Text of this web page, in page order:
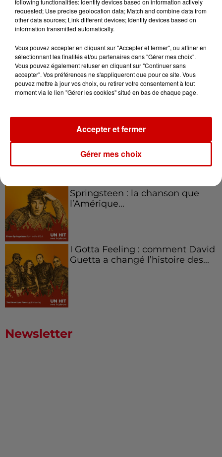
Podcasts Voir plus
Kelly Massol, figure
emblématique de
l'entrepreneuriat féminin
Aménager un school bus au
Canada et accueillir les bleus à
Springsteen : la chanson que
l’Amérique...
I Gotta Feeling : comment David
Guetta a changé l’histoire des...
Newsletter
following functionalities: Identify devices based on information actively
requested; Use precise geolocation data; Match and combine data from
other data sources; Link different devices; Identify devices based on
information transmitted automatically.
Vous pouvez accepter en cliquant sur "Accepter et fermer", ou affiner en
sélectionnant les finalités et/ou partenaires dans "Gérer mes choix".
Vous pouvez également refuser en cliquant sur "Continuer sans
accepter". Vos préférences ne s'appliqueront que pour ce site. Vous
pouvez mettre à jour vos choix, ou retirer votre consentement à tout
moment via le lien "Gérer les cookies" situé en bas de chaque page.
Gérer mes choix
Accepter et fermer